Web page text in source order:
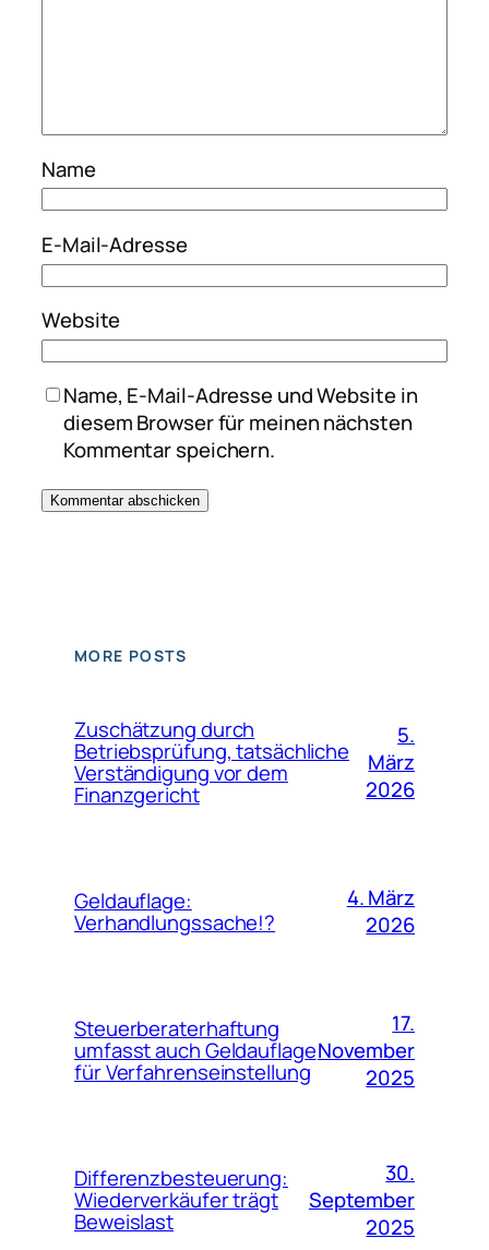
Name
E-Mail-Adresse
Website
Name, E-Mail-Adresse und Website in
diesem Browser für meinen nächsten
Kommentar speichern.
MORE POSTS
Zuschätzung durch
Betriebsprüfung, tatsächliche
Verständigung vor dem
Finanzgericht
5.
März
2026
Geldauflage:
Verhandlungssache!?
4. März
2026
Steuerberaterhaftung
umfasst auch Geldauflage
für Verfahrenseinstellung
17.
November
2025
Differenzbesteuerung:
Wiederverkäufer trägt
Beweislast
30.
September
2025